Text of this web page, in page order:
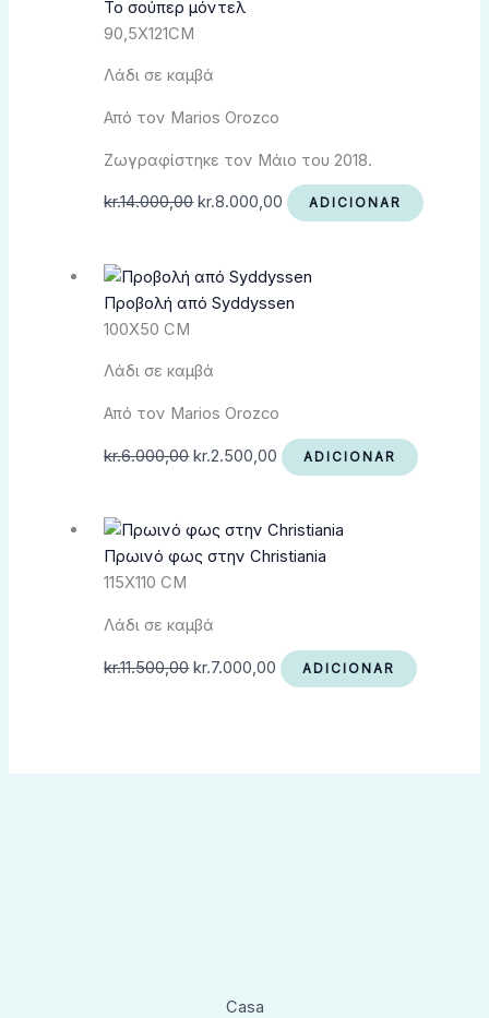
Το σούπερ μόντελ
90,5X121CM
Λάδι σε καμβά
Από τον Marios Orozco
Ζωγραφίστηκε τον Μάιο του 2018.
kr.14.000,00 kr.8.000,00 ADICIONAR
Προβολή από Syddyssen
100X50 CM
Λάδι σε καμβά
Από τον Marios Orozco
kr.6.000,00 kr.2.500,00 ADICIONAR
Πρωινό φως στην Christiania
115X110 CM
Λάδι σε καμβά
kr.11.500,00 kr.7.000,00 ADICIONAR
Casa